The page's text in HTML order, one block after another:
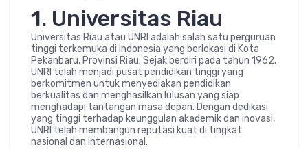
1. Universitas Riau
Universitas Riau atau UNRI adalah salah satu perguruan
tinggi terkemuka di Indonesia yang berlokasi di Kota
Pekanbaru, Provinsi Riau. Sejak berdiri pada tahun 1962.
UNRI telah menjadi pusat pendidikan tinggi yang
berkomitmen untuk menyediakan pendidikan
berkualitas dan menghasilkan lulusan yang siap
menghadapi tantangan masa depan. Dengan dedikasi
yang tinggi terhadap keunggulan akademik dan inovasi,
UNRI telah membangun reputasi kuat di tingkat
nasional dan internasional.